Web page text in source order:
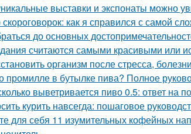
выставки и экспонаты можно
как я справился с самой
до основных
считаются самыми красивыми или
организм после стресса,
промилле в бутылке пива? Полное
выветривается пиво 0.5: ответ на
курить навсегда: пошаговое
для себя 11 изумительных кофейных